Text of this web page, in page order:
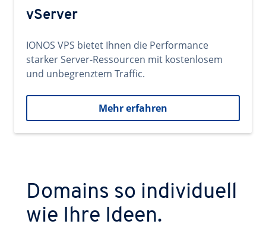
vServer
IONOS VPS bietet Ihnen die Performance
starker Server-Ressourcen mit kostenlosem
und unbegrenztem Traffic.
Mehr erfahren
Domains so individuell
wie Ihre Ideen.